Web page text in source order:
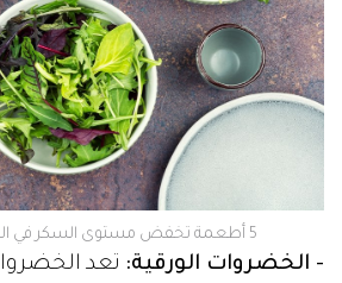
5 أطعمة تخفض مستوى السكر في الدم.. تعرّفوا إليها
- الخضروات الورقية: تعد